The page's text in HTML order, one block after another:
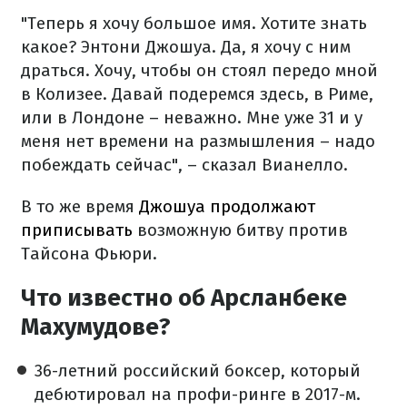
"Теперь я хочу большое имя. Хотите знать
какое? Энтони Джошуа. Да, я хочу с ним
драться. Хочу, чтобы он стоял передо мной
в Колизее. Давай подеремся здесь, в Риме,
или в Лондоне – неважно. Мне уже 31 и у
меня нет времени на размышления – надо
побеждать сейчас", – сказал Вианелло.
В то же время Джошуа продолжают
приписывать возможную битву против
Тайсона Фьюри.
Что известно об Арсланбеке
Махумудове?
36-летний российский боксер, который
дебютировал на профи-ринге в 2017-м.